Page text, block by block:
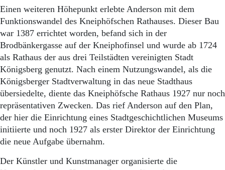
Einen weiteren Höhepunkt erlebte Anderson mit dem
Funktionswandel des Kneiphöfschen Rathauses. Dieser Bau
war 1387 errichtet worden, befand sich in der
Brodbänkergasse auf der Kneiphofinsel und wurde ab 1724
als Rathaus der aus drei Teilstädten vereinigten Stadt
Königsberg genutzt. Nach einem Nutzungswandel, als die
Königsberger Stadtverwaltung in das neue Stadthaus
übersiedelte, diente das Kneiphöfsche Rathaus 1927 nur noch
repräsentativen Zwecken. Das rief Anderson auf den Plan,
der hier die Einrichtung eines Stadtgeschichtlichen Museums
initiierte und noch 1927 als erster Direktor der Einrichtung
die neue Aufgabe übernahm.
Der Künstler und Kunstmanager organisierte die